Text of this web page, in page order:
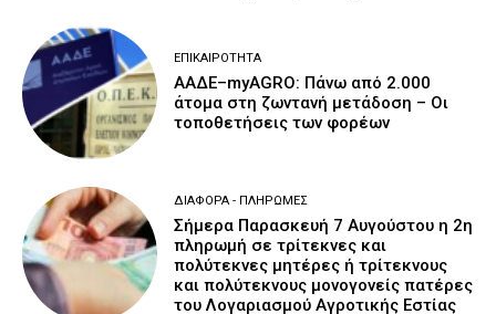
ΕΠΙΚΑΙΡΌΤΗΤΑ
ΑΑΔΕ–myAGRO: Πάνω από 2.000
άτομα στη ζωντανή μετάδοση – Οι
τοποθετήσεις των φορέων
ΔΙΆΦΟΡΑ - ΠΛΗΡΩΜΈΣ
Σήμερα Παρασκευή 7 Αυγούστου η 2η
πληρωμή σε τρίτεκνες και
πολύτεκνες μητέρες ή τρίτεκνους
και πολύτεκνους μονογονείς πατέρες
του Λογαριασμού Αγροτικής Εστίας